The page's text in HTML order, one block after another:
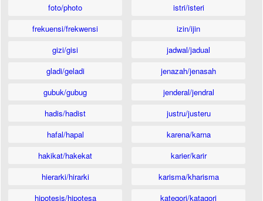
foto/photo
frekuensi/frekwensi
gizi/gisi
gladi/geladi
gubuk/gubug
hadis/hadist
hafal/hapal
hakikat/hakekat
hierarki/hirarki
hipotesis/hipotesa
istri/isteri
izin/ijin
jadwal/jadual
jenazah/jenasah
jenderal/jendral
justru/justeru
karena/karna
karier/karir
karisma/kharisma
kategori/katagori